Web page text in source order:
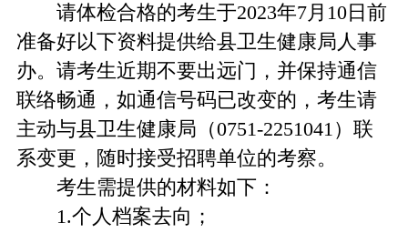
请体检合格的考生于2023年7月10日前
准备好以下资料提供给县卫生健康局人事
办。请考生近期不要出远门，并保持通信
联络畅通，如通信号码已改变的，考生请
主动与县卫生健康局（0751-2251041）联
系变更，随时接受招聘单位的考察。
考生需提供的材料如下：
1.个人档案去向；